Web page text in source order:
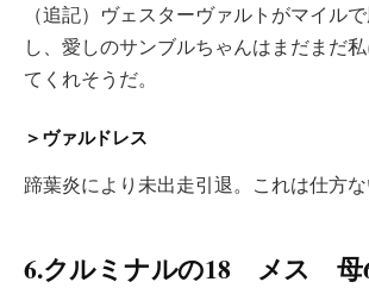
（追記）ヴェスターヴァルトがマイル
し、愛しのサンブルちゃんはまだまだ
てくれそうだ。
＞ヴァルドレス
蹄葉炎により未出走引退。これは仕方な
6.クルミナルの18 メス